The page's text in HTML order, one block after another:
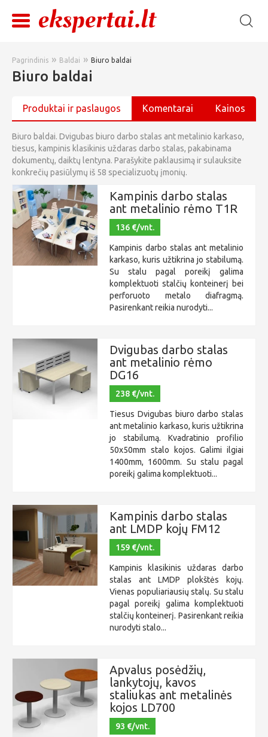
Pagrindinis » Baldai » Biuro baldai
Biuro baldai
Produktai ir paslaugos Komentarai Kainos
Biuro baldai. Dvigubas biuro darbo stalas ant metalinio karkaso,
tiesus, kampinis klasikinis uždaras darbo stalas, pakabinama
dokumentų, daiktų lentyna. Parašykite paklausimą ir sulauksite
konkrečių pasiūlymų iš 58 specializuotų įmonių.
Kampinis darbo stalas
ant metalinio rėmo T1R
136 €/vnt.
Kampinis darbo stalas ant metalinio
karkaso, kuris užtikrina jo stabilumą.
Su stalu pagal poreikį galima
komplektuoti stalčių konteinerį bei
perforuoto metalo diafragmą.
Pasirenkant reikia nurodyti...
Dvigubas darbo stalas
ant metalinio rėmo
DG16
238 €/vnt.
Tiesus Dvigubas biuro darbo stalas
ant metalinio karkaso, kuris užtikrina
jo stabilumą. Kvadratinio profilio
50x50mm stalo kojos. Galimi ilgiai
1400mm, 1600mm. Su stalu pagal
poreikį galima komplektuoti...
Kampinis darbo stalas
ant LMDP kojų FM12
159 €/vnt.
Kampinis klasikinis uždaras darbo
stalas ant LMDP plokštės kojų.
Vienas populiariausių stalų. Su stalu
pagal poreikį galima komplektuoti
stalčių konteinerį. Pasirenkant reikia
nurodyti stalo...
Apvalus posėdžių,
lankytojų, kavos
staliukas ant metalinės
kojos LD700
93 €/vnt.